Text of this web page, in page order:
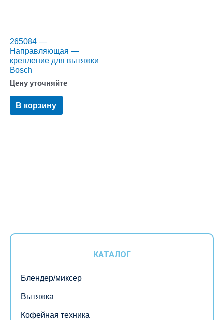
КАТАЛОГ
Блендер/миксер
Вытяжка
Кофейная техника
265084 —
Направляющая —
крепление для вытяжки
Bosch
Цену уточняйте
В корзину